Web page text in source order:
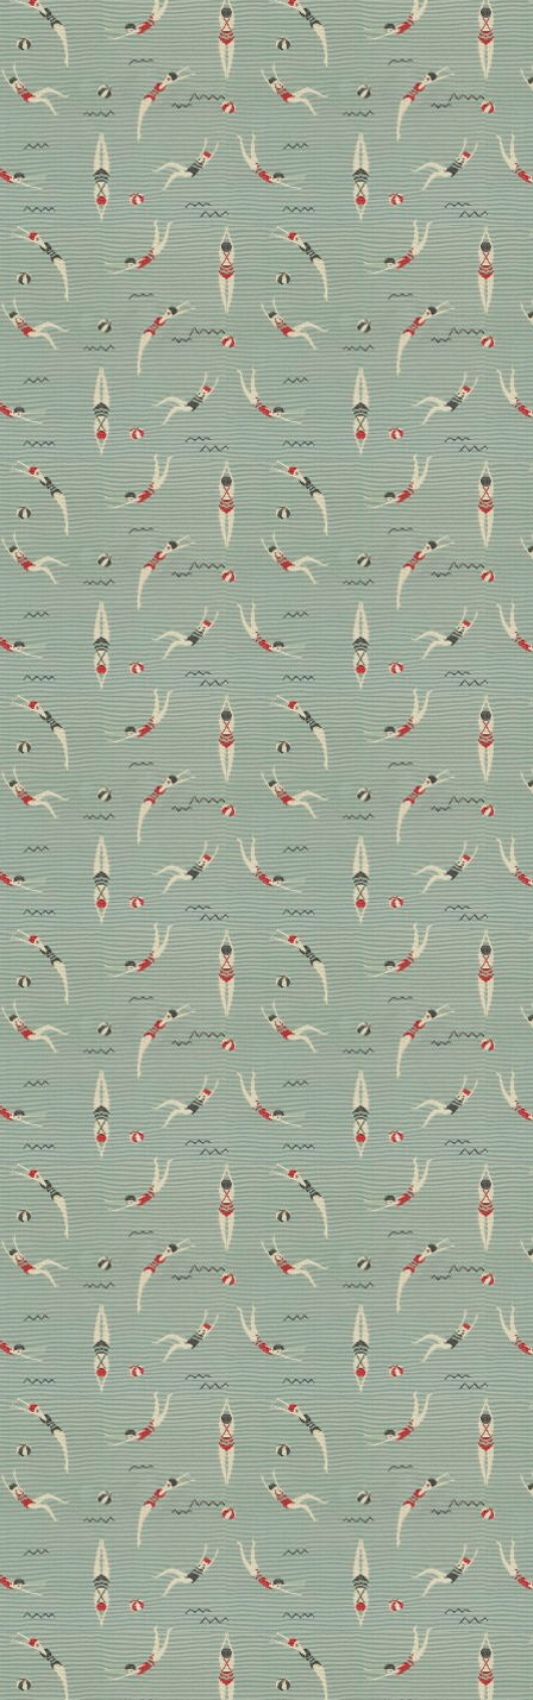
Advertorial – Schön auf dem Teppich bleiben … das
lässt man sich nicht zweimal sagen, wenn der
Bodenbelag kuschelig, chic und gelenkschonend ist.
Die neue Kollektion „Balance 25“ von Joka legt noch
eine Eigenschaft drauf, denn sie ist auch
wärmespeichernd. Zur Freude von Fuß und Konto!
Advertorial Boden Wohnen
Traditionshandwerk:
Warum Mosaikfliesen nie
aus der Mode kommen
Kleine Fliesen, große Wirkung: Mosaike sind
beliebter denn je – und das nicht nur im Badezimmer,
sondern auch auf dem Wohnzimmerboden, im Büro
oder in der Küche. Beim italienischen Unternehmen
Bisazza werden die Marmor-Mosaikfliesen noch von
Hand hergestellt. Auf zum Werkstattbesuch in
Venedig!
Bad Boden Design Handwerk
Die schönsten Fliesen von
Metro bis Mosaik, vom
Bad bis zum Balkon!
Die guten alten Fliesen feiern ein Comeback. Und
zwar in zahlreichen Varianten: Mit neuen Farben,
Formen und Mustern sichern sie sich einen festen
Platz in allen Wohnräumen und gehen schon längst
nicht mehr nur Badezimmer- und Küchenwände hoch.
Wo Fliesenträume überall Realität werden, erzählen
wir hier.
Bad Design Küche
Nachhaltige Neuheiten:
Teppich-Kollektion
„Parallel Brain“ von